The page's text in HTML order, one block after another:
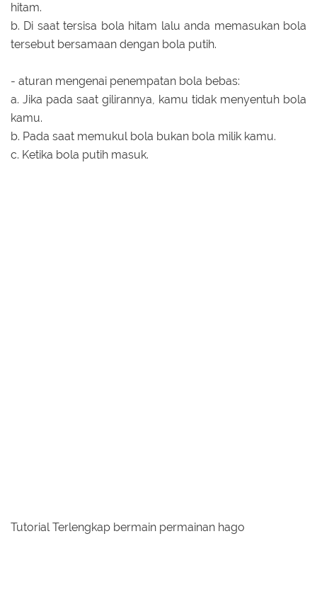
hitam.
b. Di saat tersisa bola hitam lalu anda memasukan bola
tersebut bersamaan dengan bola putih.
- aturan mengenai penempatan bola bebas:
a. Jika pada saat gilirannya, kamu tidak menyentuh bola
kamu.
b. Pada saat memukul bola bukan bola milik kamu.
c. Ketika bola putih masuk.
Tutorial Terlengkap bermain permainan hago